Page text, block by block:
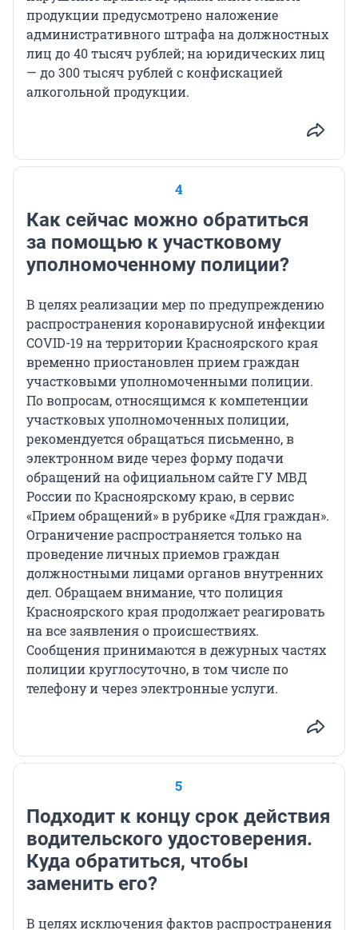
продукции предусмотрено наложение
административного штрафа на должностных
лиц до 40 тысяч рублей; на юридических лиц
— до 300 тысяч рублей с конфискацией
алкогольной продукции.
4
Как сейчас можно обратиться
за помощью к участковому
уполномоченному полиции?
В целях реализации мер по предупреждению
распространения коронавирусной инфекции
COVID-19 на территории Красноярского края
временно приостановлен прием граждан
участковыми уполномоченными полиции.
По вопросам, относящимся к компетенции
участковых уполномоченных полиции,
рекомендуется обращаться письменно, в
электронном виде через форму подачи
обращений на официальном сайте ГУ МВД
России по Красноярскому краю, в сервис
«Прием обращений» в рубрике «Для граждан».
Ограничение распространяется только на
проведение личных приемов граждан
должностными лицами органов внутренних
дел. Обращаем внимание, что полиция
Красноярского края продолжает реагировать
на все заявления о происшествиях.
Сообщения принимаются в дежурных частях
полиции круглосуточно, в том числе по
телефону и через электронные услуги.
5
Подходит к концу срок действия
водительского удостоверения.
Куда обратиться, чтобы
заменить его?
В целях исключения фактов распространения